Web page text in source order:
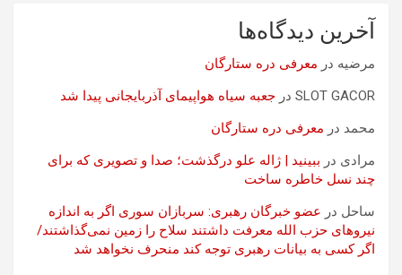
آخرین دیدگاه‌ها
مرضیه در معرفی دره ستارگان
SLOT GACOR در جعبه سیاه هواپیمای آذربایجانی پیدا شد
محمد در معرفی دره ستارگان
مرادی در ببینید | ژاله علو درگذشت؛ صدا و تصویری که برای
چند نسل خاطره ساخت
ساحل در عضو خبرگان رهبری: سربازان سوری اگر به اندازه
نیروهای حزب الله معرفت داشتند سلاح را زمین نمی‌گذاشتند/
اگر کسی به بیانات رهبری توجه کند منحرف نخواهد شد